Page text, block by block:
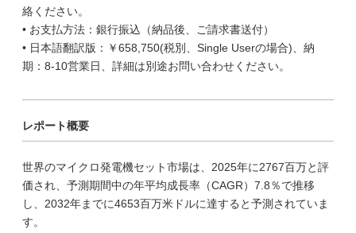
絡ください。
• お支払方法：銀行振込（納品後、ご請求書送付）
• 日本語翻訳版：￥658,750(税別、Single Userの場合)、納
期：8-10営業日、詳細は別途お問い合わせください。
レポート概要
世界のマイクロ発電機セット市場は、2025年に2767百万と評
価され、予測期間中の年平均成長率（CAGR）7.8％で推移
し、2032年までに4653百万米ドルに達すると予測されていま
す。